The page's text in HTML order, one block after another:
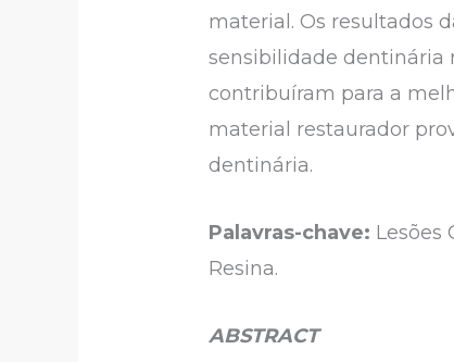
material. Os resultados
sensibilidade dentinária
contribuíram para a
material restaurador
dentinária.
Palavras-chave: Lesões
Resina.
ABSTRACT